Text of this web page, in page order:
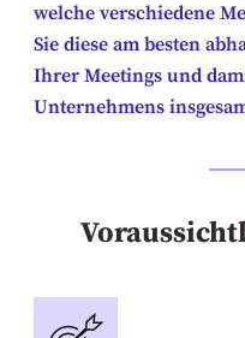
welche verschiedene
Sie diese am besten
Ihrer Meetings und
Unternehmens